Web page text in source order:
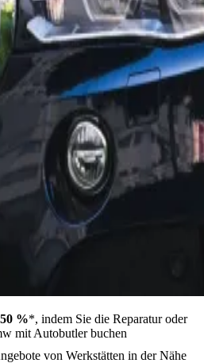
50 %*, indem Sie die Reparatur oder
mit Autobutler buchen
von Werkstätten in der Nähe